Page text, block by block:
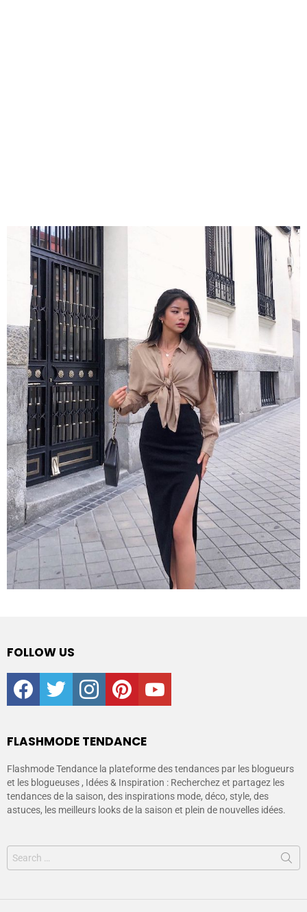
FOLLOW US
facebooktwitter instagrampinterestyoutube
FLASHMODE TENDANCE
Flashmode Tendance la plateforme des tendances par les blogueurs
et les blogueuses , Idées & Inspiration : Recherchez et partagez les
tendances de la saison, des inspirations mode, déco, style, des
astuces, les meilleurs looks de la saison et plein de nouvelles idées.